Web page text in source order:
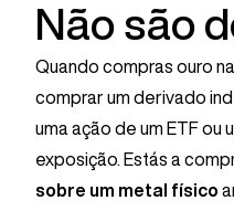
Não são
Quando compras ouro
comprar um derivado
uma ação de um ETF ou
exposição. Estás a
sobre um metal físico